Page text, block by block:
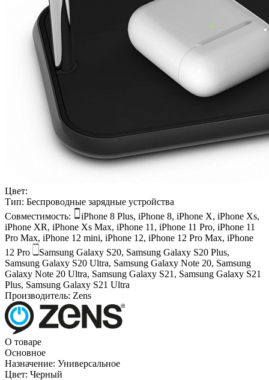
Цвет:
Тип: Беспроводные зарядные устройства
Совместимость:
iPhone 8 Plus, iPhone 8, iPhone X, iPhone Xs,
iPhone XR, iPhone Xs Max, iPhone 11, iPhone 11 Pro, iPhone 11
Pro Max, iPhone 12 mini, iPhone 12, iPhone 12 Pro Max, iPhone
12 Pro
Samsung Galaxy S20, Samsung Galaxy S20 Plus,
Samsung Galaxy S20 Ultra, Samsung Galaxy Note 20, Samsung
Galaxy Note 20 Ultra, Samsung Galaxy S21, Samsung Galaxy S21
Plus, Samsung Galaxy S21 Ultra
Производитель: Zens
О товаре
Основное
Назначение: Универсальное
Цвет: Черный